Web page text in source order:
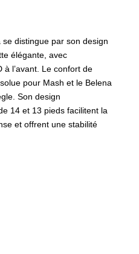
distingue par son design
élégante, avec
à l’avant. Le confort de
pour Mash et le Belena
Son design
14 et 13 pieds facilitent la
et offrent une stabilité